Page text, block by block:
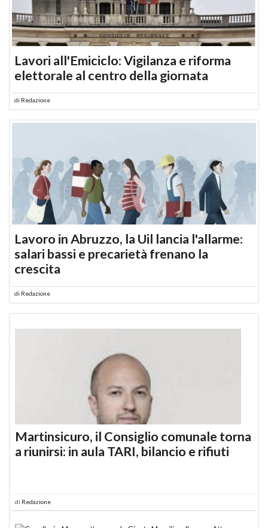
Lavori all'Emiciclo: Vigilanza e riforma
elettorale al centro della giornata
di Redazione
Lavoro in Abruzzo, la Uil lancia l'allarme:
salari bassi e precarietà frenano la
crescita
di Redazione
Martinsicuro, il Consiglio comunale torna
a riunirsi: in aula TARI, bilancio e rifiuti
di Redazione